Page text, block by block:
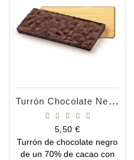
Turrón Chocolate Negro 70- Bio Nutxes
Precio
5,50 €
Turrón de chocolate negro
de un 70% de cacao con